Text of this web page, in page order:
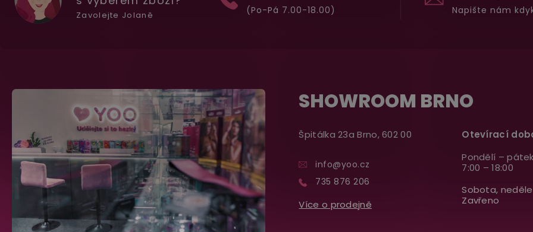
Napište nám
(Po-Pá 7.00-18.00)
Zavolejte Jolaně
SHOWROOM BRNO
Špitálka 23a Brno, 602 00
info@yoo.cz
735 876 206
Více o prodejně
Otevírací
Pondělí –
7:00 – 18:00
Sobota, neděle
Zavřeno